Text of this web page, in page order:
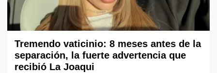
Tremendo vaticinio: 8 meses antes de la
separación, la fuerte advertencia que
recibió La Joaqui